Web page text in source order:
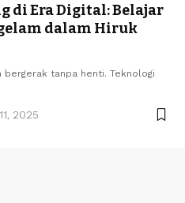
di Era Digital: Belajar
dalam Hiruk
bergerak tanpa henti. Teknologi
2025